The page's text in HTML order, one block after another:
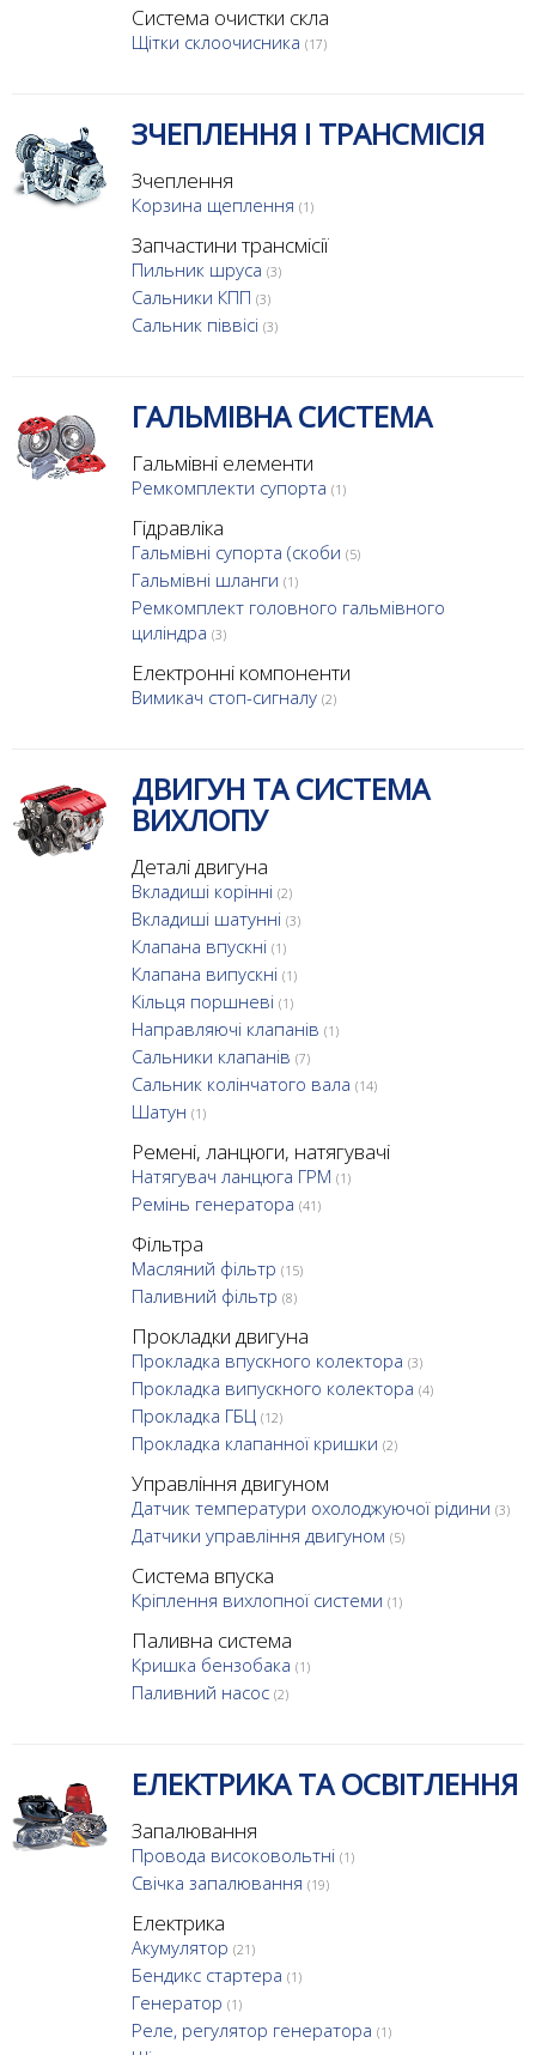
Система очистки скла
Щітки склоочисника (17)
ЗЧЕПЛЕННЯ І ТРАНСМІСІЯ
Зчеплення
Корзина щеплення (1)
Запчастини трансмісії
Пильник шруса (3)
Сальники КПП (3)
Сальник піввісі (3)
ГАЛЬМІВНА СИСТЕМА
Гальмівні елементи
Ремкомплекти супорта (1)
Гідравліка
Гальмівні супорта (скоби (5)
Гальмівні шланги (1)
Ремкомплект головного гальмівного
циліндра (3)
Електронні компоненти
Вимикач стоп-сигналу (2)
ДВИГУН ТА СИСТЕМА
ВИХЛОПУ
Деталі двигуна
Вкладиші корінні (2)
Вкладиші шатунні (3)
Клапана впускні (1)
Клапана випускні (1)
Кільця поршневі (1)
Направляючі клапанів (1)
Сальники клапанів (7)
Сальник колінчатого вала (14)
Шатун (1)
Ремені, ланцюги, натягувачі
Натягувач ланцюга ГРМ (1)
Ремінь генератора (41)
Фільтра
Масляний фільтр (15)
Паливний фільтр (8)
Прокладки двигуна
Прокладка впускного колектора (3)
Прокладка випускного колектора (4)
Прокладка ГБЦ (12)
Прокладка клапанної кришки (2)
Управління двигуном
Датчик температури охолоджуючої рідини (3)
Датчики управління двигуном (5)
Система впуска
Кріплення вихлопної системи (1)
Паливна система
Кришка бензобака (1)
Паливний насос (2)
ЕЛЕКТРИКА ТА ОСВІТЛЕННЯ
Запалювання
Провода високовольтні (1)
Свічка запалювання (19)
Електрика
Акумулятор (21)
Бендикс стартера (1)
Генератор (1)
Реле, регулятор генератора (1)